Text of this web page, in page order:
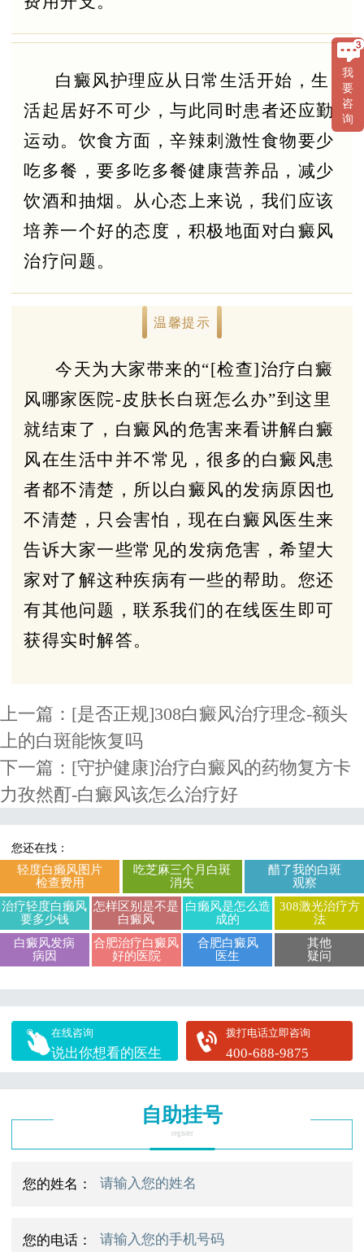
白癜风护理应从日常生活开始，生
活起居好不可少，与此同时患者还应勤
运动。饮食方面，辛辣刺激性食物要少
吃多餐，要多吃多餐健康营养品，减少
饮酒和抽烟。从心态上来说，我们应该
培养一个好的态度，积极地面对白癜风
治疗问题。
温馨提示
今天为大家带来的“[检查]治疗白癜
风哪家医院-皮肤长白斑怎么办”到这里
就结束了，白癜风的危害来看讲解白癜
风在生活中并不常见，很多的白癜风患
者都不清楚，所以白癜风的发病原因也
不清楚，只会害怕，现在白癜风医生来
告诉大家一些常见的发病危害，希望大
家对了解这种疾病有一些的帮助。您还
有其他问题，联系我们的在线医生即可
获得实时解答。
上一篇： [是否正规]308白癜风治疗理念-额头
上的白斑能恢复吗
下一篇： [守护健康]治疗白癜风的药物复方卡
力孜然酊-白癜风该怎么治疗好
您还在找：
轻度白癞风图片
检查费用
吃芝麻三个月白斑
消失
醋了我的白斑
观察
治疗轻度白癞风
要多少钱
怎样区别是不是
白癜风
白癞风是怎么造
成的
308激光治疗方
法
白癜风发病
病因
合肥治疗白癜风
好的医院
合肥白癜风
医生
其他
疑问
在线咨询
说出你想看的医生
拨打电话立即咨询
400-688-9875
自助挂号
register
您的姓名：
您的电话：
我
要
咨
询